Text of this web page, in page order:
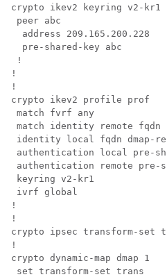
crypto ikev2 keyring v2-kr1
peer abc
  address 209.165.200.228
  pre-shared-key abc
!
!
!
crypto ikev2 profile prof
match fvrf any
match identity remote
identity local fqdn dmap-
authentication local pre-
authentication remote pre-
keyring v2-kr1
ivrf global
!
!
crypto ipsec transform-set
!
crypto dynamic-map dmap 1
set transform-set trans